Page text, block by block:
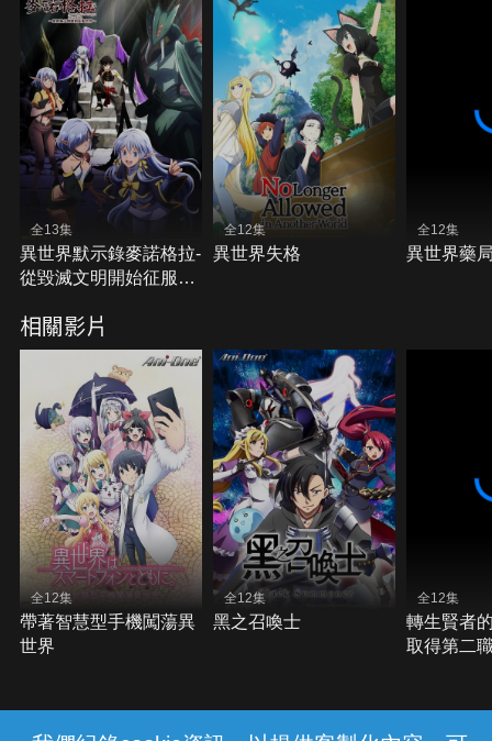
全13集
異世界默示錄麥諾格拉-
從毀滅文明開始征服世
全12集
異世界失格
全12集
異世界藥
相關影片
全12集
帶著智慧型手機闖蕩異
世界
全12集
黑之召喚士
全12集
轉生賢者
取得第二